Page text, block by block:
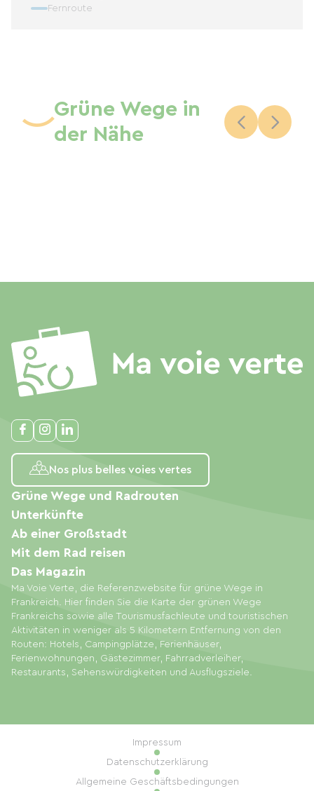
Fernroute
Grüne Wege in
der Nähe
Nos plus belles voies vertes
Ma Voie Verte, die Referenzwebsite für grüne Wege in
Frankreich. Hier finden Sie die Karte der grünen Wege
Frankreichs sowie alle Tourismusfachleute und touristischen
Aktivitäten in weniger als 5 Kilometern Entfernung von den
Routen: Hotels, Campingplätze, Ferienhäuser,
Ferienwohnungen, Gästezimmer, Fahrradverleiher,
Restaurants, Sehenswürdigkeiten und Ausflugsziele.
Grüne Wege und Radrouten
Unterkünfte
Ab einer Großstadt
Mit dem Rad reisen
Das Magazin
Impressum
Datenschutzerklärung
Allgemeine Geschäftsbedingungen